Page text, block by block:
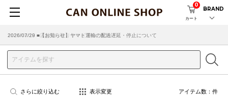
カート
0
BRAND
2026/07/29 ■【お知らせ】ヤマト運輸の配送遅延・停止について
2026/03/18 ■店舗受け取りサービスのご案内
さらに絞り込む 表示変更 アイテム数： 件